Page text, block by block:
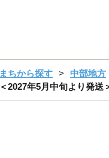
まちから探す 中部地方
＜2027年5月中旬より発送